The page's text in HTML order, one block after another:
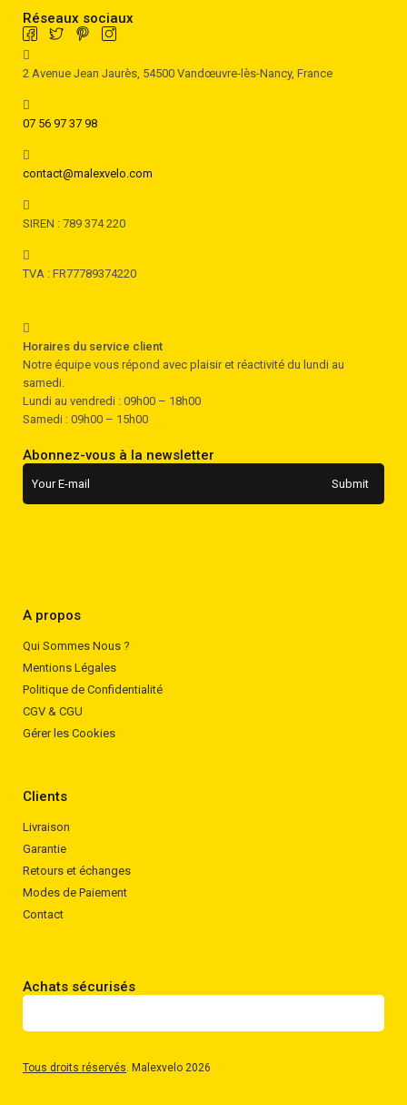
Réseaux sociaux
2 Avenue Jean Jaurès, 54500 Vandœuvre-lès-Nancy, France
07 56 97 37 98
contact@malexvelo.com
SIREN : 789 374 220
TVA : FR77789374220
Horaires du service client
Notre équipe vous répond avec plaisir et réactivité du lundi au
samedi.
Lundi au vendredi : 09h00 – 18h00
Samedi : 09h00 – 15h00
Abonnez-vous à la newsletter
A propos
Qui Sommes Nous ?
Mentions Légales
Politique de Confidentialité
CGV & CGU
Gérer les Cookies
Clients
Livraison
Garantie
Retours et échanges
Modes de Paiement
Contact
Achats sécurisés
Tous droits réservés. Malexvelo 2026